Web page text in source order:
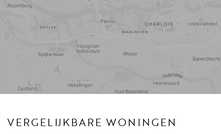
Voorzieningen
VERGELIJKBARE WONINGEN